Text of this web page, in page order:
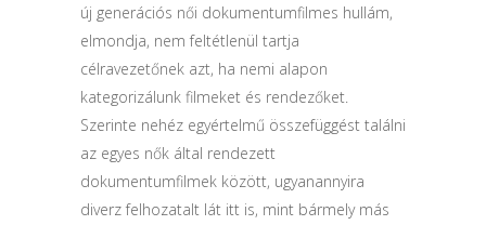
új generációs női dokumentumfilmes hullám,
elmondja, nem feltétlenül tartja
célravezetőnek azt, ha nemi alapon
kategorizálunk filmeket és rendezőket.
Szerinte nehéz egyértelmű összefüggést találni
az egyes nők által rendezett
dokumentumfilmek között, ugyanannyira
diverz felhozatalt lát itt is, mint bármely más